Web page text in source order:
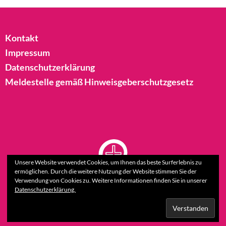
Kontakt
Impressum
Datenschutzerklärung
Meldestelle gemäß Hinweisgeberschutzgesetz
Unsere Website verwendet Cookies, um Ihnen das beste Surferlebnis zu
ermöglichen. Durch die weitere Nutzung der Website stimmen Sie der
Verwendung von Cookies zu. Weitere Informationen finden Sie in unserer
Datenschutzerklärung.